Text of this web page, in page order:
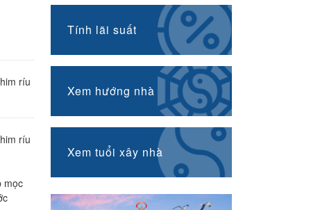
ríu
ríu
mọc
Tính lãi suất
Xem hướng nhà
Xem tuổi xây nhà